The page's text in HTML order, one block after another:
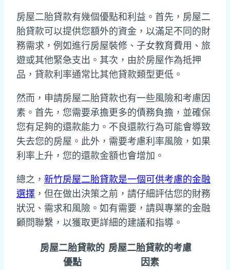
房屋二胎貸款有幾個優點和利益。首先，房屋二
胎貸款可以提供您額外的資金，以滿足不同的財
務需求，例如進行房屋裝修、子女教育費用、旅
遊或其他緊急支出。其次，由於房屋作為抵押
品，貸款利率通常比其他貸款類型更低。
然而，申請房屋二胎貸款也有一些風險和考慮因
素。首先，您需要承擔更多的債務負擔，並確保
您有足夠的還款能力。不良還款行為可能會導致
失去您的房屋。此外，需要考慮利率風險，如果
利率上升，您的還款金額也會增加。
總之， 新竹房屋二胎貸款是一個可供考慮的金融
選擇 ，但在做出決策之前，請仔細評估您的財務
狀況、需求和風險。如有需要，請與專業的金融
顧問聯繫，以獲取更詳細的建議和指導。
房屋二胎貸款的
優點
房屋二胎貸款的考慮
因素